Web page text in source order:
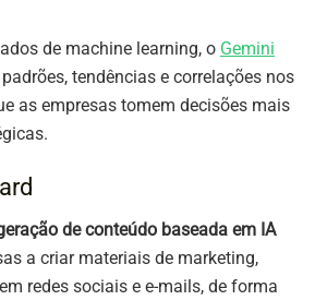
de machine learning, o Gemini
tendências e correlações nos
as empresas tomem decisões mais
de conteúdo baseada em IA
a criar materiais de marketing,
redes sociais e e-mails, de forma